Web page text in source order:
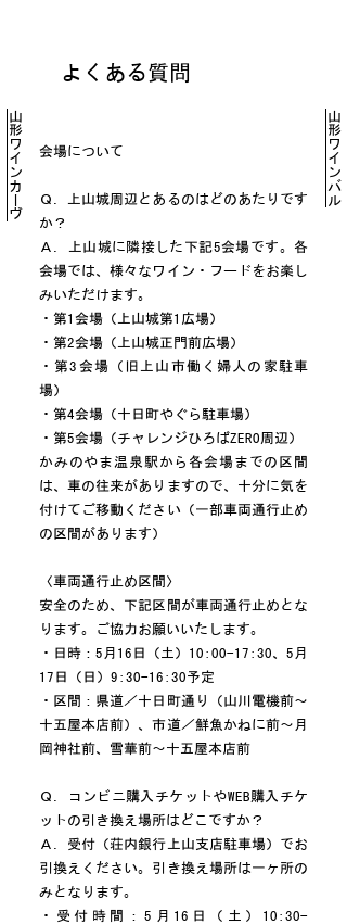
山形ワインカーヴ 山形ワインバル
よくある質問
会場について
Ｑ．上山城周辺とあるのはどのあたりです
か？
Ａ．上山城に隣接した下記5会場です。各
会場では、様々なワイン・フードをお楽し
みいただけます。
・第1会場（上山城第1広場）
・第2会場（上山城正門前広場）
・第3会場（旧上山市働く婦人の家駐車
場）
・第4会場（十日町やぐら駐車場）
・第5会場（チャレンジひろばZERO周辺）
かみのやま温泉駅から各会場までの区間
は、車の往来がありますので、十分に気を
付けてご移動ください（一部車両通行止め
の区間があります）
〈車両通行止め区間〉
安全のため、下記区間が車両通行止めとな
ります。ご協力お願いいたします。
・日時：5月16日（土）10:00-17:30、5月
17日（日）9:30-16:30予定
・区間：県道／十日町通り（山川電機前～
十五屋本店前）、市道／鮮魚かねに前～月
岡神社前、雪華前～十五屋本店前
Ｑ．コンビニ購入チケットやWEB購入チケ
ットの引き換え場所はどこですか？
Ａ．受付（荘内銀行上山支店駐車場）でお
引換えください。引き換え場所は一ヶ所の
みとなります。
・受付時間：5月16日（土）10:30-